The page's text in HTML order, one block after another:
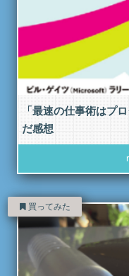
「最速の仕事術はプ
だ感想
買ってみた